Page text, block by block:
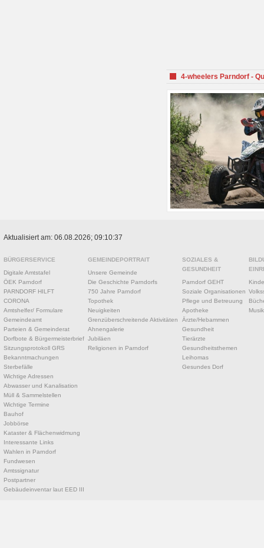
4-wheelers Parndorf -
Aktualisiert am: 06.08.2026; 09:10:37
BÜRGERSERVICE
Digitale Amtstafel
ÖEK Parndorf
PARNDORF HILFT
CORONA
Amtshelfer/ Formulare
Gemeindeamt
Parteien & Gemeinderat
Dorfbote & Bürgermeisterbrief
Sitzungsprotokoll GRS
Bekanntmachungen
Sterbefälle
Wichtige Adressen
Abwasser und Kanalisation
Müll & Sammelstellen
Wichtige Termine
Bauhof
Jobbörse
Kataster & Flächenwidmung
Interessante Links
Wahlen in Parndorf
Fundwesen
Amtssignatur
Postpartner
Gebäudeinventar laut EED III
GEMEINDEPORTRAIT
Unsere Gemeinde
Die Geschichte Parndorfs
750 Jahre Parndorf
Topothek
Neuigkeiten
Grenzüberschreitende Aktivitäten
Ahnengalerie
Jubiläen
Religionen in Parndorf
SOZIALES &
GESUNDHEIT
Parndorf GEHT
Soziale Organisationen
Pflege und Betreuung
Apotheke
Ärzte/Hebammen
Gesundheit
Tierärzte
Gesundheitsthemen
Leihomas
Gesundes Dorf